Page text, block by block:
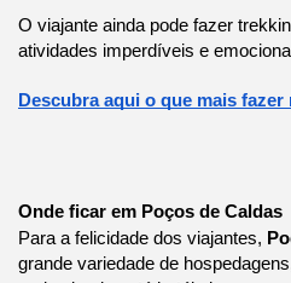
O viajante ainda pode fazer
atividades imperdíveis e
Descubra aqui o que mais fazer
Onde ficar em Poços de Caldas
Para a felicidade dos viajantes,
grande variedade de